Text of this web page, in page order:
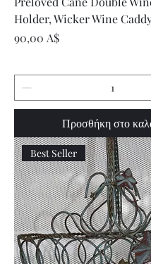
Holder, Wicker Wine
Τιμή
90,00 A$
Προσθήκη στο
Best Seller